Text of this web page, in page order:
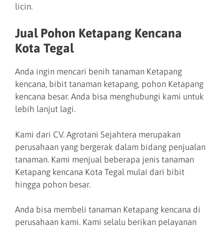
licin.
Jual Pohon Ketapang Kencana
Kota Tegal
Anda ingin mencari benih tanaman Ketapang
kencana, bibit tanaman ketapang, pohon Ketapang
kencana besar. Anda bisa menghubungi kami untuk
lebih lanjut lagi.
Kami dari CV. Agrotani Sejahtera merupakan
perusahaan yang bergerak dalam bidang penjualan
tanaman. Kami menjual beberapa jenis tanaman
Ketapang kencana Kota Tegal mulai dari bibit
hingga pohon besar.
Anda bisa membeli tanaman Ketapang kencana di
perusahaan kami. Kami selalu berikan pelayanan